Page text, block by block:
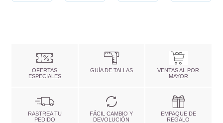
OFERTAS
ESPECIALES
GUÍA DE TALLAS
VENTAS AL POR
MAYOR
RASTREA TU
PEDIDO
FÁCIL CAMBIO Y
DEVOLUCIÓN
EMPAQUE DE
REGALO